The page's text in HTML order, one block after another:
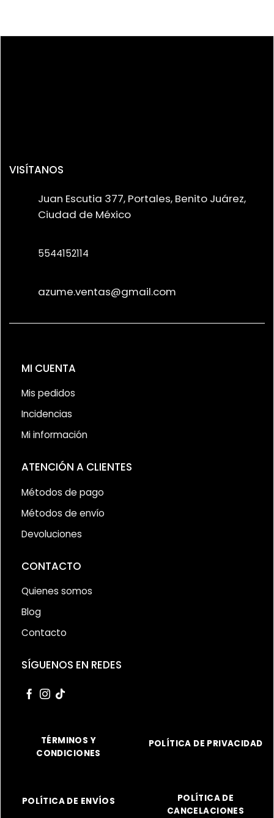
VISÍTANOS
Juan Escutia 377, Portales, Benito Juárez,
Ciudad de México
5544152114
azume.ventas@gmail.com
MI CUENTA
Mis pedidos
Incidencias
Mi información
ATENCIÓN A CLIENTES
Métodos de pago
Métodos de envío
Devoluciones
CONTACTO
Quienes somos
Blog
Contacto
SÍGUENOS EN REDES
TÉRMINOS Y
CONDICIONES
POLÍTICA DE PRIVACIDAD
POLÍTICA DE ENVÍOS
POLÍTICA DE
CANCELACIONES